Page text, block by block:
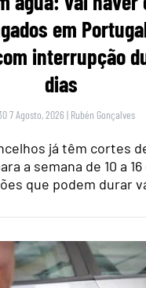
em
interrupção
dias
7 Agosto, 2026 | Rubén Gonçalves
já têm cortes
a semana de 10 a
que podem durar